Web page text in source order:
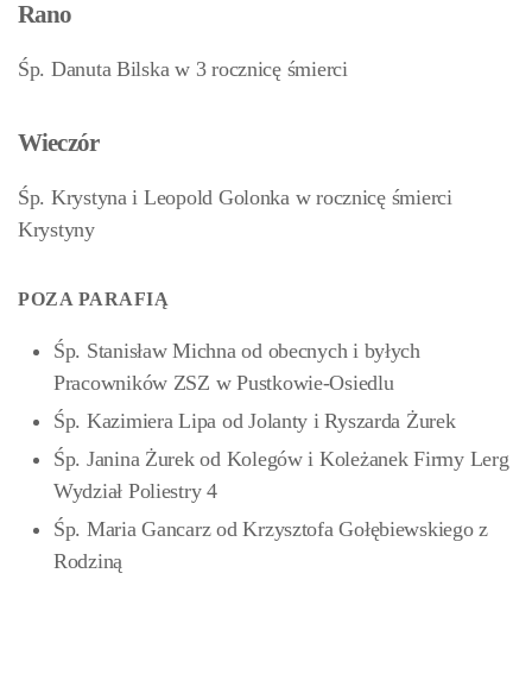
Rano
Śp. Danuta Bilska w 3 rocznicę śmierci
Wieczór
Śp. Krystyna i Leopold Golonka w rocznicę śmierci
Krystyny
POZA PARAFIĄ
Śp. Stanisław Michna od obecnych i byłych
Pracowników ZSZ w Pustkowie-Osiedlu
Śp. Kazimiera Lipa od Jolanty i Ryszarda Żurek
Śp. Janina Żurek od Kolegów i Koleżanek Firmy Lerg
Wydział Poliestry 4
Śp. Maria Gancarz od Krzysztofa Gołębiewskiego z
Rodziną